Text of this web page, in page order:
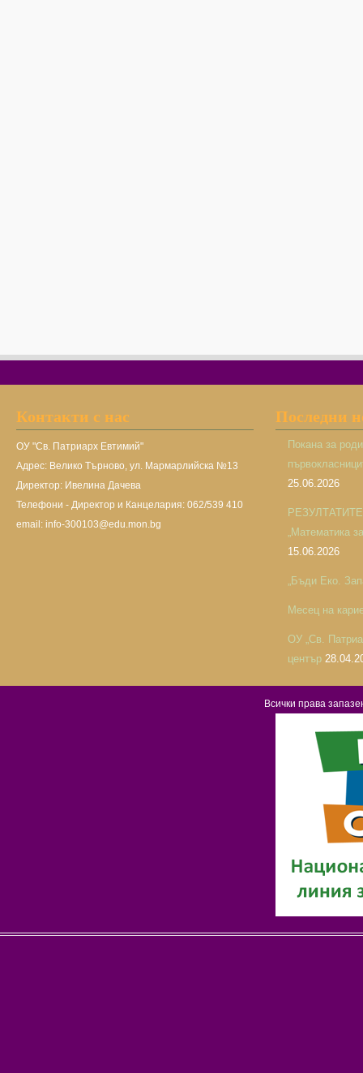
Контакти с нас
ОУ "Св. Патриарх Евтимий"
Адрес: Велико Търново, ул. Мармарлийска №13
Директор: Ивелина Дачева
Телефони - Директор и Канцелария: 062/539 410
email: info-300103@edu.mon.bg
Последни
Покана за
25.06.2026
РЕЗУЛТАТИТЕ
„Математика
15.06.2026
„Бъди Еко.
Месец на
ОУ „Св.
център
Всички права